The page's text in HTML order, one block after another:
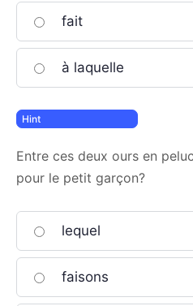
fait
à laquelle
Entre ces deux ours en
pour le petit garçon?
lequel
faisons